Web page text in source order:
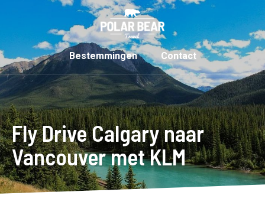
Bestemmingen Contact
Fly Drive Calgary naar
Vancouver met KLM